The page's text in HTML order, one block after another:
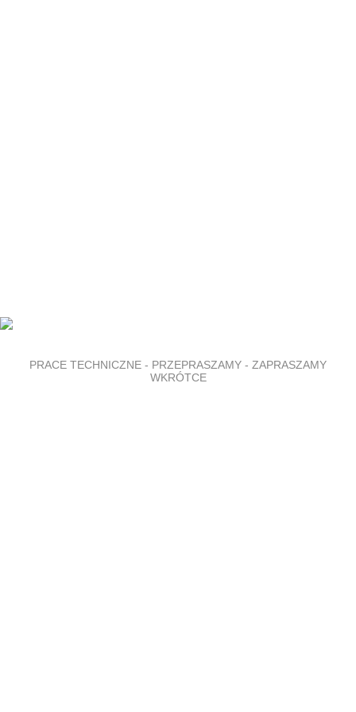
PRACE TECHNICZNE - PRZEPRASZAMY - ZAPRASZAMY
WKRÓTCE